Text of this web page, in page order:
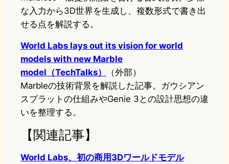
な入力から3D世界を生成し、複数形式で書き出
せる点を解説する。
World Labs lays out its vision for world
models with new Marble
model（TechTalks）
（外部）
Marbleの技術背景を解説した記事。ガウシアン
スプラットの仕組みやGenie 3との設計思想の違
いを整理する。
【関連記事】
World Labs、初の商用3Dワールドモデル